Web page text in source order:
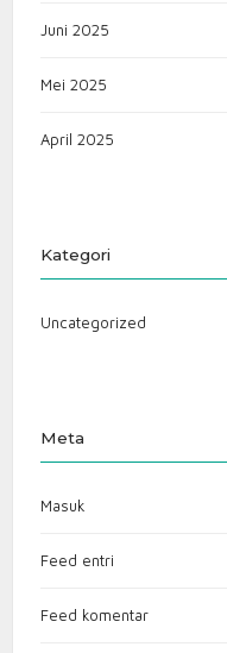
Juni 2025
Mei 2025
April 2025
Kategori
Uncategorized
Meta
Masuk
Feed entri
Feed komentar